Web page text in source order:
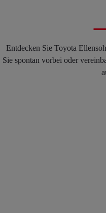
Entdecken Sie Toyota
Sie spontan vorbei oder